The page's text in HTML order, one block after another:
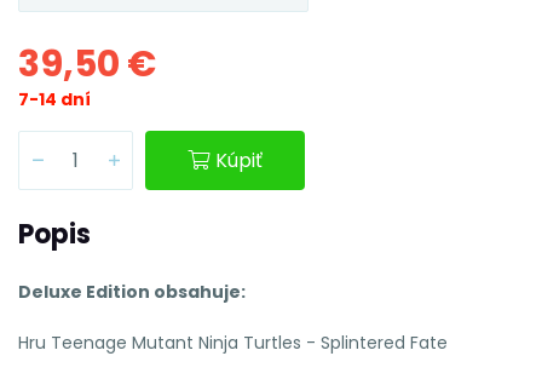
39,50 €
7-14 dní
Kúpiť
Popis
Deluxe Edition obsahuje:
Hru Teenage Mutant Ninja Turtles - Splintered Fate